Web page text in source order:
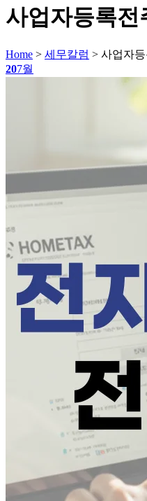
사업자등록
Home > 세무칼럼 > 사업자
207월